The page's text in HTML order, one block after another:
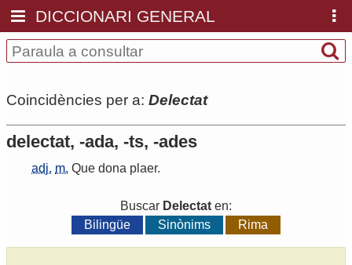
DICCIONARI GENERAL
Coincidències per a: Delectat
delectat, -ada, -ts, -ades
adj. m. Que dona plaer.
Buscar Delectat en:
Bilingüe
Sinònims Rima